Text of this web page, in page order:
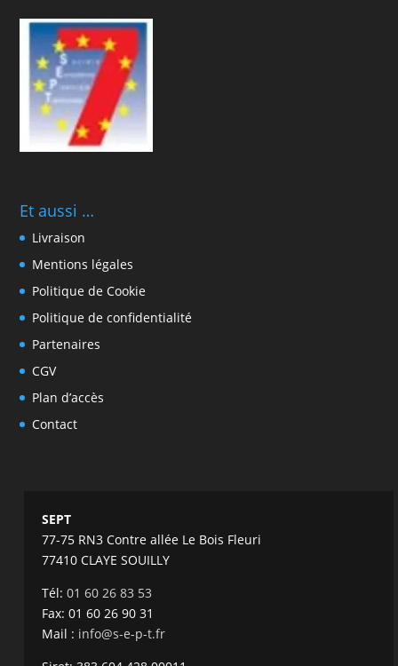
Et aussi …
Livraison
Mentions légales
Politique de Cookie
Politique de confidentialité
Partenaires
CGV
Plan d’accès
Contact
SEPT
77-75 RN3 Contre allée Le Bois Fleuri
77410 CLAYE SOUILLY
Tél:01 60 26 83 53
Fax: 01 60 26 90 31
Mail : info@s-e-p-t.fr